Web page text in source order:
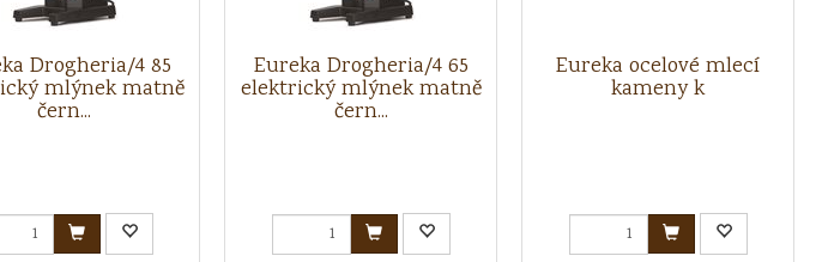
Drogheria/4 85
mlýnek matně
čern...
Eureka Drogheria/4 65
elektrický mlýnek matně
čern...
Eureka ocelové mlecí
kameny k